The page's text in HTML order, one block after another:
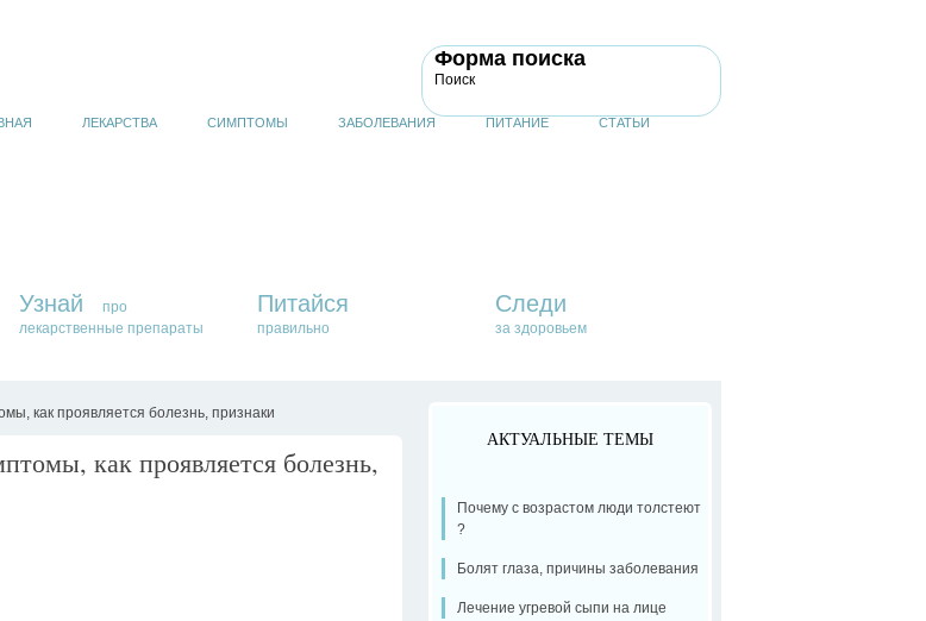
Форма поиска
Поиск
ЛЕКАРСТВА СИМПТОМЫ ЗАБОЛЕВАНИЯ ПИТАНИЕ СТАТЬИ
Узнай
про
лекарственные препараты
Питайся
правильно
Следи
за здоровьем
как проявляется болезнь, признаки
как проявляется болезнь,
АКТУАЛЬНЫЕ ТЕМЫ
Почему с возрастом люди толстеют
?
Болят глаза, причины заболевания
Лечение угревой сыпи на лице